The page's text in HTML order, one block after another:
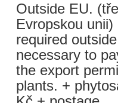
Outside EU.
Evropskou
required
necessary to
the export
plants. +